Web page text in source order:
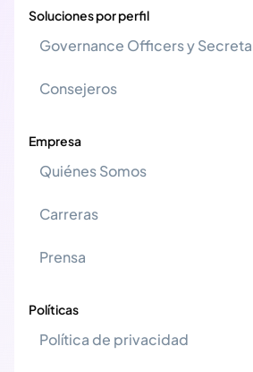
Soluciones por perfil
Governance Officers y
Consejeros
Empresa
Quiénes Somos
Carreras
Prensa
Políticas
Política de privacidad